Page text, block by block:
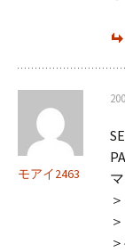
モアイ2463
＞